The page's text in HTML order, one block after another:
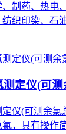
制药、热电
纺织印染、
定仪(可
定仪(可测余
，具有操作